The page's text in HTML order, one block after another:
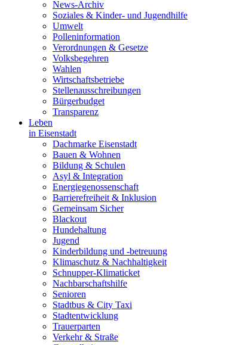
News-Archiv
Soziales & Kinder- und Jugendhilfe
Umwelt
Polleninformation
Verordnungen & Gesetze
Volksbegehren
Wahlen
Wirtschaftsbetriebe
Stellenausschreibungen
Bürgerbudget
Transparenz
Leben
in Eisenstadt
Dachmarke Eisenstadt
Bauen & Wohnen
Bildung & Schulen
Asyl & Integration
Energiegenossenschaft
Barrierefreiheit & Inklusion
Gemeinsam Sicher
Blackout
Hundehaltung
Jugend
Kinderbildung und -betreuung
Klimaschutz & Nachhaltigkeit
Schnupper-Klimaticket
Nachbarschaftshilfe
Senioren
Stadtbus & City Taxi
Stadtentwicklung
Trauerparten
Verkehr & Straße